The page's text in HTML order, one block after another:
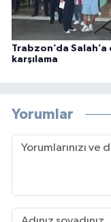
Trabzon’da Salah’a
karşılama
Yorumlar